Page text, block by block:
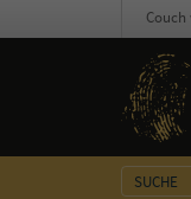
Couch